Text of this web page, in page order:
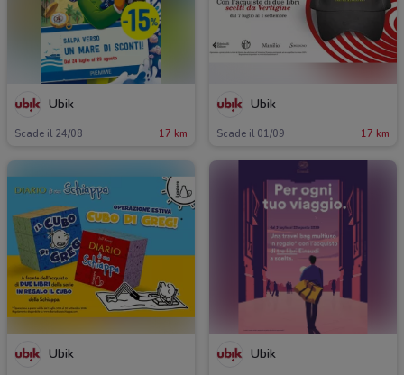
Ubik
Scade il 24/08 17 km
Ubik
Scade il 01/09 17 km
Ubik Ubik